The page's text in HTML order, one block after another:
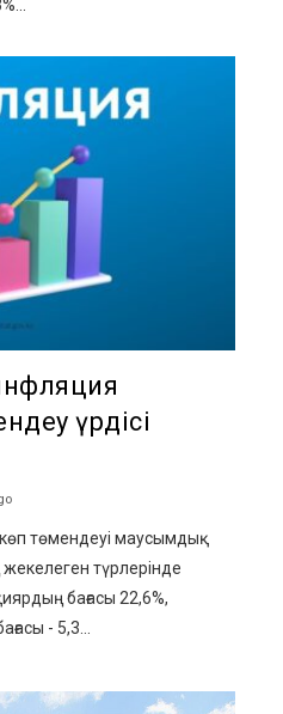
үрдісі
төмендеуі маусымдық
жекелеген түрлерінде
бағасы 22,6%,
- 5,3...